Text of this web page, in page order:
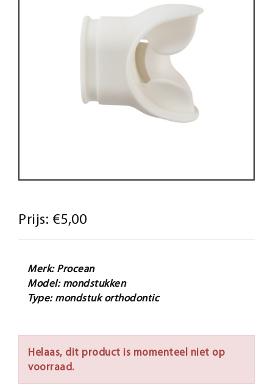
Prijs: €5,00
Merk: Procean
Model: mondstukken
Type: mondstuk orthodontic
Helaas, dit product is momenteel niet op
voorraad.